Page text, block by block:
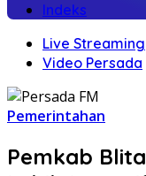
Indeks
Live Streaming
Video Persada
Pemerintahan
Pemkab